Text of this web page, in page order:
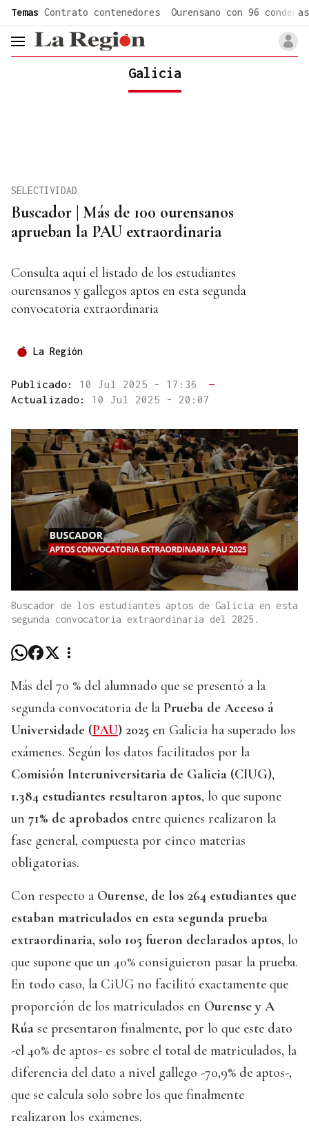
Temas Contrato contenedores Ourensano con 96 condenas
header.menu.open
Galicia
Buscador | Más de 100 ourensanos
aprueban la PAU extraordinaria
SELECTIVIDAD
Consulta aquí el listado de los estudiantes
ourensanos y gallegos aptos en esta segunda
convocatoria extraordinaria
La Región
Publicado: 10 Jul 2025 - 17:36
—
Actualizado: 10 Jul 2025 - 20:07
Buscador de los estudiantes aptos de Galicia en esta
segunda convocatoria extraordinaria del 2025.
Más del 70 % del alumnado que se presentó a la
segunda convocatoria de la Prueba de Acceso á
Universidade (PAU) 2025 en Galicia ha superado los
exámenes. Según los datos facilitados por la
Comisión Interuniversitaria de Galicia (CIUG),
1.384 estudiantes resultaron aptos, lo que supone
un 71% de aprobados entre quienes realizaron la
fase general, compuesta por cinco materias
obligatorias.
Con respecto a Ourense, de los 264 estudiantes que
estaban matriculados en esta segunda prueba
extraordinaria, solo 105 fueron declarados aptos, lo
que supone que un 40% consiguieron pasar la prueba.
En todo caso, la CiUG no facilitó exactamente que
proporción de los matriculados en Ourense y A
Rúa se presentaron finalmente, por lo que este dato
-el 40% de aptos- es sobre el total de matriculados, la
diferencia del dato a nivel gallego -70,9% de aptos-,
que se calcula solo sobre los que finalmente
realizaron los exámenes.